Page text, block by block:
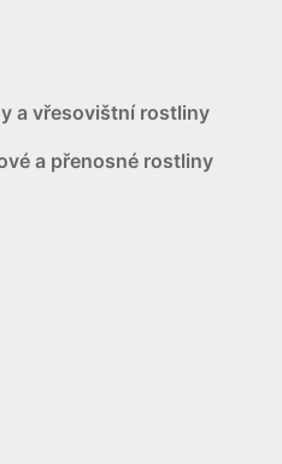
a vřesovištní rostliny
a přenosné rostliny